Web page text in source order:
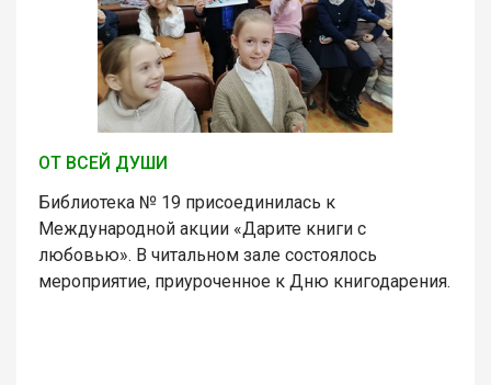
ОТ ВСЕЙ ДУШИ
Библиотека № 19 присоединилась к
Международной акции «Дарите книги с
любовью». В читальном зале состоялось
мероприятие, приуроченное к Дню книгодарения.